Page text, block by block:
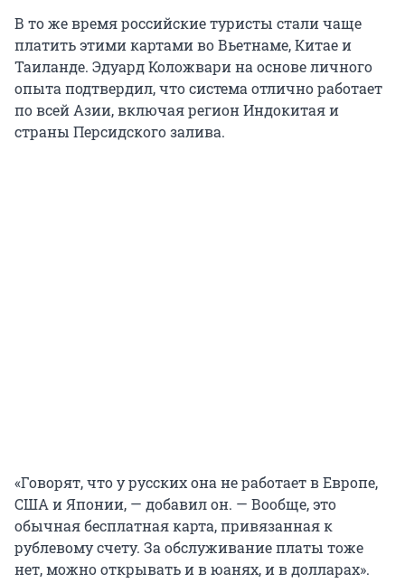
В то же время российские туристы стали чаще
платить этими картами во Вьетнаме, Китае и
Таиланде. Эдуард Коложвари на основе личного
опыта подтвердил, что система отлично работает
по всей Азии, включая регион Индокитая и
страны Персидского залива.
«Говорят, что у русских она не работает в Европе,
США и Японии, — добавил он. — Вообще, это
обычная бесплатная карта, привязанная к
рублевому счету. За обслуживание платы тоже
нет, можно открывать и в юанях, и в долларах».